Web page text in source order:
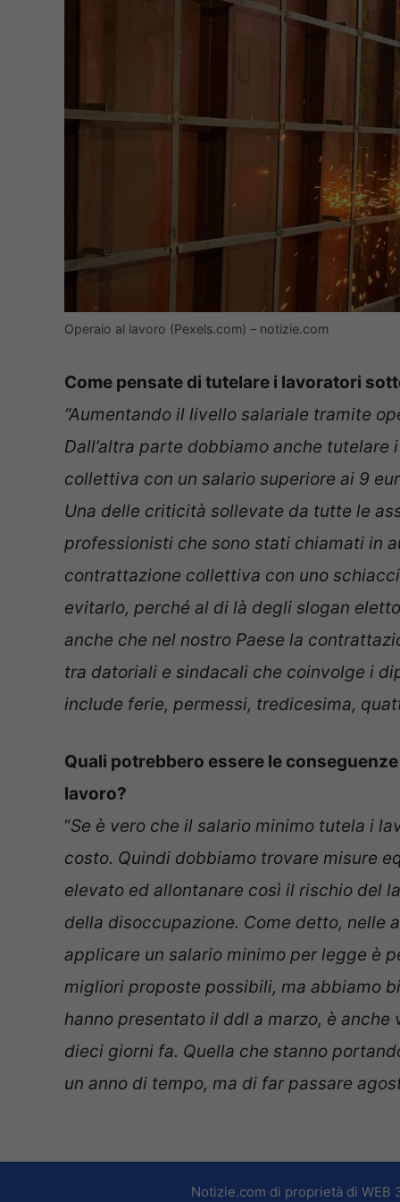
Operaio al lavoro (Pexels.com) – notizie.com
Come pensate di tutelare i lavoratori
“Aumentando il livello salariale tramite
Dall’altra parte dobbiamo anche
collettiva con un salario superiore ai 9
Una delle criticità sollevate da tutte le
professionisti che sono stati chiamati in
contrattazione collettiva con uno
evitarlo, perché al di là degli slogan
anche che nel nostro Paese la
tra datoriali e sindacali che coinvolge i
include ferie, permessi, tredicesima,
Quali potrebbero essere le
lavoro?
“Se è vero che il salario minimo tutela i
costo. Quindi dobbiamo trovare misure
elevato ed allontanare così il rischio del
della disoccupazione. Come detto, nelle
applicare un salario minimo per legge è
migliori proposte possibili, ma abbiamo
hanno presentato il ddl a marzo, è
dieci giorni fa. Quella che stanno
un anno di tempo, ma di far passare
Notizie.com di proprietà di WEB